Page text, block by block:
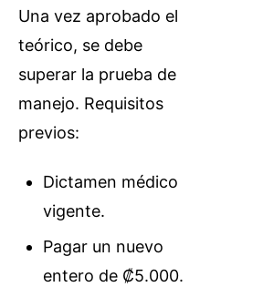
Una vez aprobado el
teórico, se debe
superar la prueba de
manejo. Requisitos
previos:
Dictamen médico
vigente.
Pagar un nuevo
entero de ₡5.000.